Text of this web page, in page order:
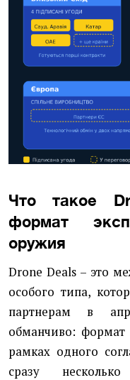
Что такое
формат
оружия
Drone Deals – это
особого типа,
партнерам в
обманчиво: формат
рамках одного
сразу